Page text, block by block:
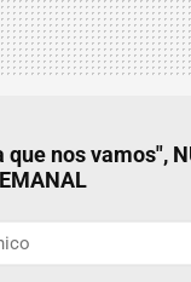
que nos vamos",